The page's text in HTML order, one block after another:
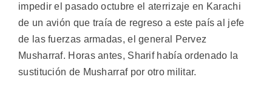
impedir el pasado octubre el aterrizaje en Karachi
de un avión que traía de regreso a este país al jefe
de las fuerzas armadas, el general Pervez
Musharraf. Horas antes, Sharif había ordenado la
sustitución de Musharraf por otro militar.